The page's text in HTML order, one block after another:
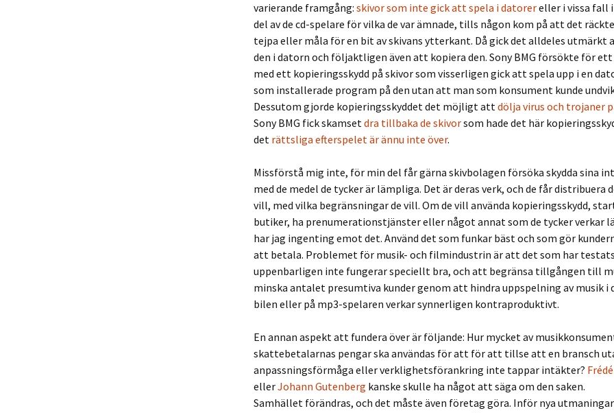
varierande framgång: skivor som inte gick att spela i datorereller i vissa fall
del av de cd-spelare för vilka de var ämnade, tills någon kom på att det
tejpa eller måla för en bit av skivans ytterkant. Då gick det alldeles utmärkt
den i datorn och följaktligen även att kopiera den. Sony BMG försökte för
med ett kopieringsskydd på skivor som visserligen gick att spela upp i en
som installerade program på den utan att man som konsument kunde
Dessutom gjorde kopieringsskyddet det möjligt attdölja virus och trojaner
Sony BMG fick skamsetdra tillbaka de skivorsom hade det här
det rättsliga efterspelet är ännu inte över.
Missförstå mig inte, för min del får gärna skivbolagen försöka skydda sina
med de medel de tycker är lämpliga. Det är deras verk, och de får distribuera
vill, med vilka begränsningar de vill. Om de vill använda kopieringsskydd,
butiker, ha prenumerationstjänster eller något annat som de tycker verkar
har jag ingenting emot det. Använd det som funkar bäst och som gör
att betala. Problemet för musik- och filmindustrin är att det som har
uppenbarligen inte fungerar speciellt bra, och att begränsa tillgången till
minska antalet presumtiva kunder genom att hindra uppspelning av musik i
bilen eller på mp3-spelaren verkar synnerligen kontraproduktivt.
En annan aspekt att fundera över är följande: Hur mycket av
skattebetalarnas pengar ska användas för att för att tillse att en bransch
anpassningsförmåga eller verklighetsförankring inte tappar intäkter?
ellerJohann Gutenberg kanske skulle ha något att säga om den saken.
Samhället förändras, och det måste även företag göra. Inför nya